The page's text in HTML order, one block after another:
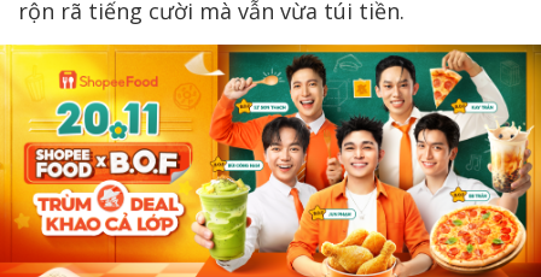
rộn rã tiếng cười mà vẫn vừa túi tiền.